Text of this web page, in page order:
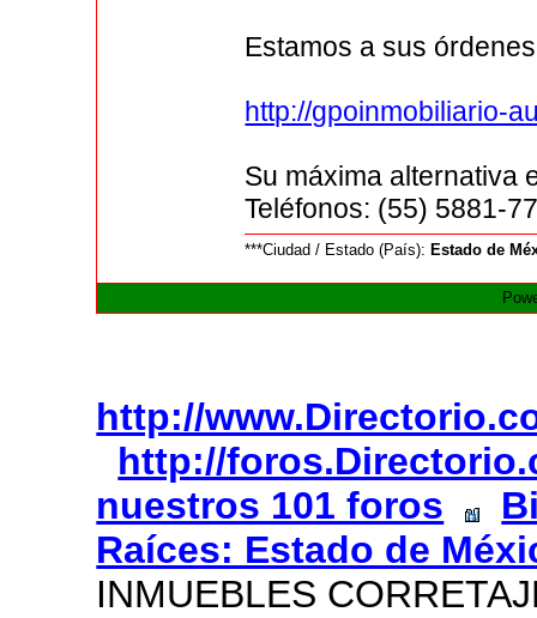
Estamos a sus
http://gpoinmobiliario-
Su máxima alternativa
Teléfonos: (55) 5881-
***Ciudad / Estado (País): Estado de
http://
http://
nuestros 101 foros
Raíces: Estado de
INMUEBLES